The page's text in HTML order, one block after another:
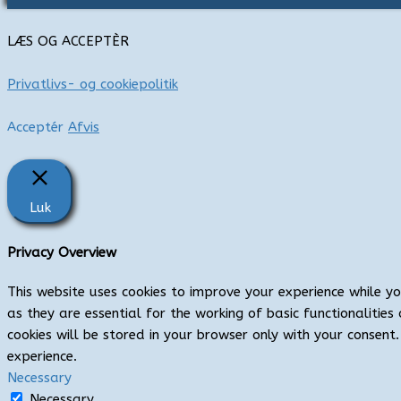
LÆS OG ACCEPTÈR
Privatlivs- og cookiepolitik
Acceptér Afvis
Luk
Privacy Overview
This website uses cookies to improve your experience
as they are essential for the working of basic
cookies will be stored in your browser only with your
experience.
Necessary